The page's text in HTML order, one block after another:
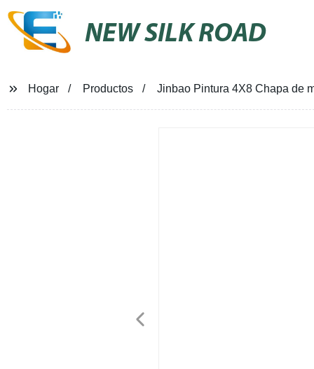
NEW SILK ROAD
Hogar Productos Jinbao Pintura 4X8 Chapa de